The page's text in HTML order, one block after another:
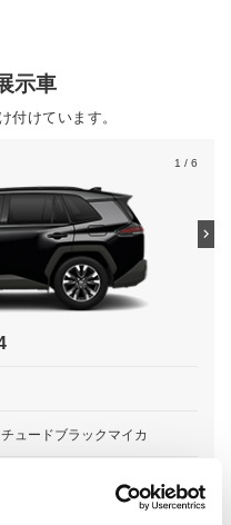
示車
付けています。
1 / 6
ュードブラックマイカ